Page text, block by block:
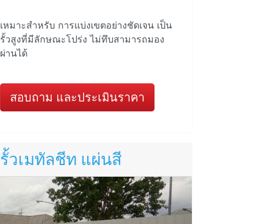
เหมาะสำหรับ การแบ่งเขตอย่างชัดเจน เป็น
รั้วสูงที่มีลักษณะโปร่ง ไม่ทึบสามารถมอง
ผ่านได้
สอบถาม และประเมินราคา
รั้วเมทัลชีท แผ่นสี